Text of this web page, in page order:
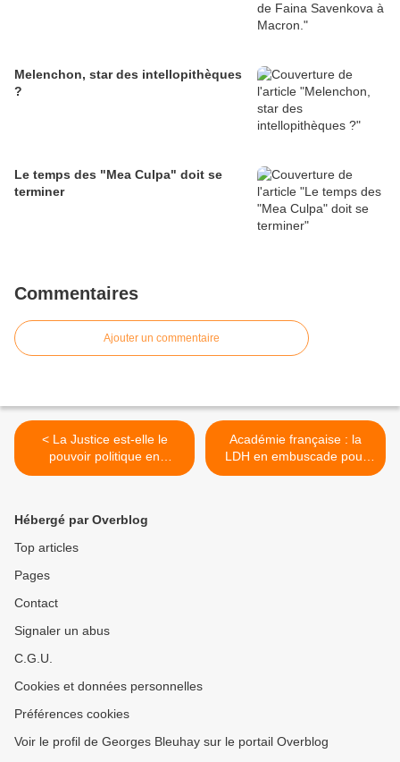
Melenchon, star des intellopithèques
?
Le temps des "Mea Culpa" doit se
terminer
Commentaires
Ajouter un commentaire
< La Justice est-elle le
pouvoir politique en
démocratie ?
Académie française : la
LDH en embuscade pour
censurer les mots >
Hébergé par Overblog
Top articles
Pages
Contact
Signaler un abus
C.G.U.
Cookies et données personnelles
Préférences cookies
Voir le profil de Georges Bleuhay sur le portail Overblog